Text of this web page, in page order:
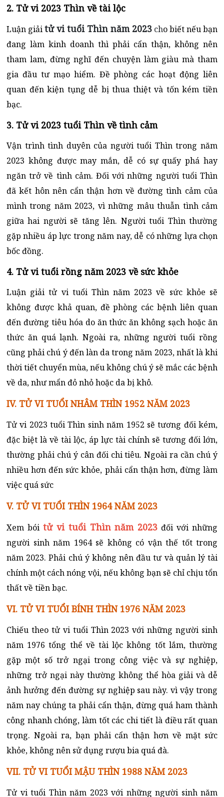
2. Tử vi 2023 Thìn về tài lộc
Luận giảitử vi tuổi Thìn năm 2023 cho biết nếu bạn
đang làm kinh doanh thì phải cẩn thận, không nên
tham lam, đừng nghĩ đến chuyện làm giàu mà tham
gia đầu tư mạo hiểm. Đề phòng các hoạt động liên
quan đến kiện tụng dễ bị thua thiệt và tốn kém tiền
bạc.
3. Tử vi 2023 tuổi Thìn về tình cảm
Vận trình tình duyên của người tuổi Thìn trong năm
2023 không được may mắn, dễ có sự quấy phá hay
ngăn trở về tình cảm. Đối với những người tuổi Thìn
đã kết hôn nên cẩn thận hơn về đường tình cảm của
mình trong năm 2023, vì những mâu thuẫn tình cảm
giữa hai người sẽ tăng lên. Người tuổi Thìn thường
gặp nhiều áp lực trong năm nay, dễ có những lựa chọn
bốc đồng.
4. Tử vi tuổi rồng năm 2023 về sức khỏe
Luận giải tử vi tuổi Thìn năm 2023 về sức khỏe sẽ
không được khả quan, đề phòng các bệnh liên quan
đến đường tiêu hóa do ăn thức ăn không sạch hoặc ăn
thức ăn quá lạnh. Ngoài ra, những người tuổi rồng
cũng phải chú ý đến làn da trong năm 2023, nhất là khi
thời tiết chuyển mùa, nếu không chú ý sẽ mắc các bệnh
về da, như mẩn đỏ nhỏ hoặc da bị khô.
IV. TỬ VI TUỔI NHÂM THÌN 1952 NĂM 2023
Tử vi 2023 tuổi Thìn sinh năm 1952 sẽ tương đối kém,
đặc biệt là về tài lộc, áp lực tài chính sẽ tương đối lớn,
thường phải chú ý cân đối chi tiêu. Ngoài ra cần chú ý
nhiều hơn đến sức khỏe, phải cẩn thận hơn, đừng làm
việc quá sức
V. TỬ VI TUỔI THÌN 1964 NĂM 2023
Xem bói tử vi tuổi Thìn năm 2023 đối với những
người sinh năm 1964 sẽ không có vận thế tốt trong
năm 2023. Phải chú ý không nên đầu tư và quản lý tài
chính một cách nóng vội, nếu không bạn sẽ chỉ chịu tổn
thất về tiền bạc.
VI. TỬ VI TUỔI BÍNH THÌN 1976 NĂM 2023
Chiếu theo tử vi tuổi Thìn 2023 với những người sinh
năm 1976 tổng thể về tài lộc không tốt lắm, thường
gặp một số trở ngại trong công việc và sự nghiệp,
những trở ngại này thường không thể hòa giải và dễ
ảnh hưởng đến đường sự nghiệp sau này. vì vậy trong
năm nay chúng ta phải cẩn thận, đừng quá ham thành
công nhanh chóng, làm tốt các chi tiết là điều rất quan
trọng. Ngoài ra, bạn phải cẩn thận hơn về mặt sức
khỏe, không nên sử dụng rượu bia quá đà.
VII. TỬ VI TUỔI MẬU THÌN 1988 NĂM 2023
Tử vi tuổi Thìn năm 2023 với những người sinh năm